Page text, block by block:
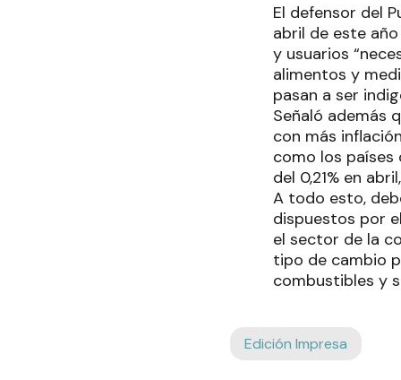
El defensor del
abril de este
y usuarios
alimentos y
pasan a ser
Señaló además
con más
como los países
del 0,21% en
A todo esto,
dispuestos por
el sector de la
tipo de cambio
combustibles y
Edición Impresa